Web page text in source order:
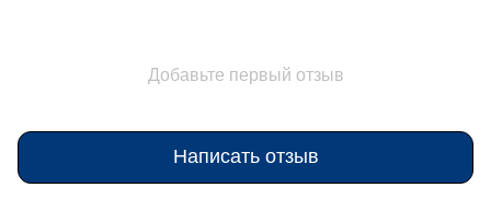
Добавьте первый отзыв
Написать отзыв